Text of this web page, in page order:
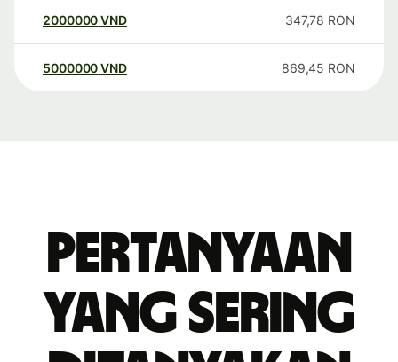
2000000VND 347,78 RON
5000000VND 869,45 RON
Pertanyaan
yang sering